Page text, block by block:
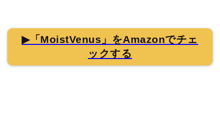
▶「MoistVenus」をAmazonでチェ
ックする